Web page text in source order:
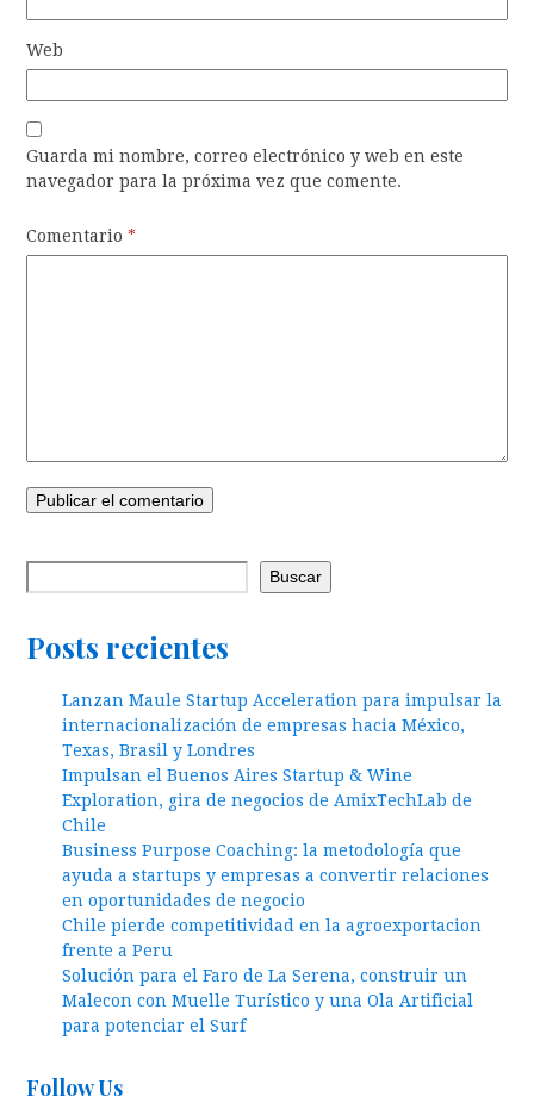
Web
Guarda mi nombre, correo electrónico y web en este
navegador para la próxima vez que comente.
Comentario*
Buscar
Posts recientes
Lanzan Maule Startup Acceleration para impulsar la
internacionalización de empresas hacia México,
Texas, Brasil y Londres
Impulsan el Buenos Aires Startup & Wine
Exploration, gira de negocios de AmixTechLab de
Chile
Business Purpose Coaching: la metodología que
ayuda a startups y empresas a convertir relaciones
en oportunidades de negocio
Chile pierde competitividad en la agroexportacion
frente a Peru
Solución para el Faro de La Serena, construir un
Malecon con Muelle Turístico y una Ola Artificial
para potenciar el Surf
Follow Us